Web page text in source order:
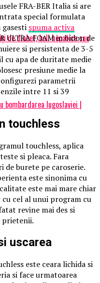
de diabet, boli hepatice sau
bombardarea Iugoslaviei |
FRA-BER Italia si are
special formulata
spuma activa
ULTRA FOAM in bidon de
si persistenta de 3-5
cu apa de duritate medie
presiune medie la
parametrii
intre 11 si 39
touchless
touchless, aplica
si pleaca. Fara
burete pe caroserie.
este sinonima cu
este mai mare chiar
cel al unui program cu
revine mai des si
prietenii.
uscarea
este ceara lichida si
si face urmatoarea